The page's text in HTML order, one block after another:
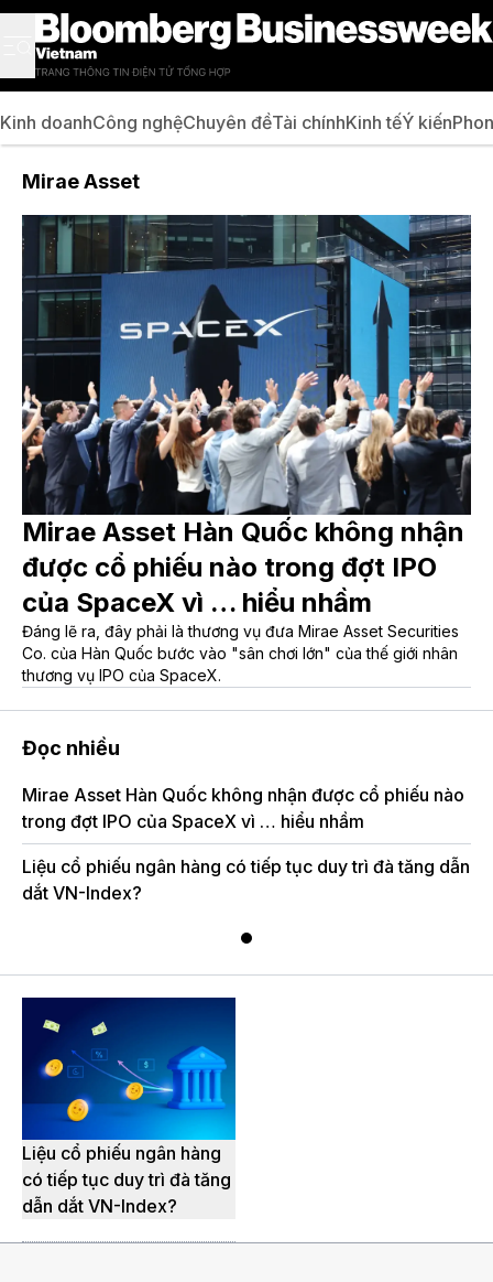
Kinh doanhCông nghệChuyên đềTài chínhKinh tếÝ kiến
Mirae Asset
Mirae Asset Hàn Quốc không nhận
được cổ phiếu nào trong đợt IPO
của SpaceX vì … hiểu nhầm
Đáng lẽ ra, đây phải là thương vụ đưa Mirae Asset Securities
Co. của Hàn Quốc bước vào "sân chơi lớn" của thế giới nhân
thương vụ IPO của SpaceX.
Đọc nhiều
Mirae Asset Hàn Quốc không nhận được cổ phiếu nào
trong đợt IPO của SpaceX vì … hiểu nhầm
Liệu cổ phiếu ngân hàng có tiếp tục duy trì đà tăng dẫn
dắt VN-Index?
Liệu cổ phiếu ngân hàng
có tiếp tục duy trì đà tăng
dẫn dắt VN-Index?